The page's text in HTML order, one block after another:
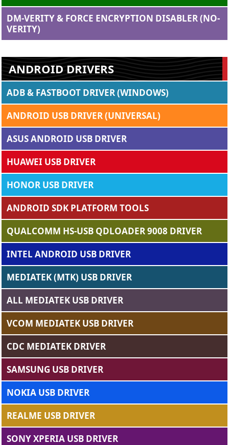
DM-VERITY & FORCE ENCRYPTION DISABLER (NO-
VERITY)
ANDROID DRIVERS
ADB & FASTBOOT DRIVER (WINDOWS)
ANDROID USB DRIVER (UNIVERSAL)
ASUS ANDROID USB DRIVER
HUAWEI USB DRIVER
HONOR USB DRIVER
ANDROID SDK PLATFORM TOOLS
QUALCOMM HS-USB QDLOADER 9008 DRIVER
INTEL ANDROID USB DRIVER
MEDIATEK (MTK) USB DRIVER
ALL MEDIATEK USB DRIVER
VCOM MEDIATEK USB DRIVER
CDC MEDIATEK DRIVER
SAMSUNG USB DRIVER
NOKIA USB DRIVER
REALME USB DRIVER
SONY XPERIA USB DRIVER